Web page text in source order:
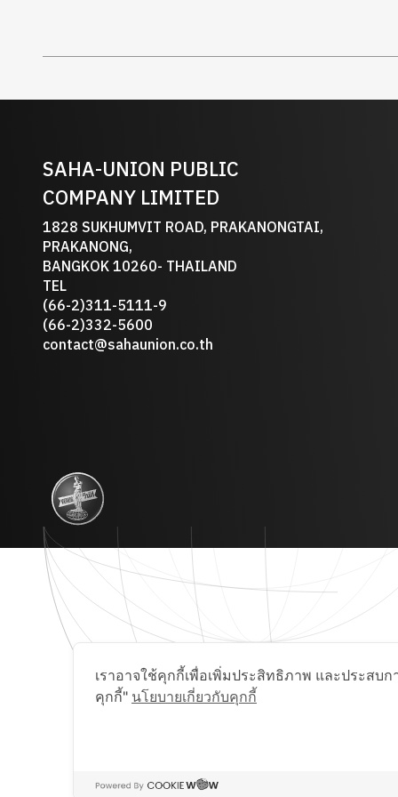
SAHA-UNION PUBLIC
COMPANY LIMITED
1828 SUKHUMVIT ROAD, PRAKANONGTAI,
PRAKANONG,
BANGKOK 10260- THAILAND
TEL
(66-2)311-5111-9
(66-2)332-5600
contact@sahaunion.co.th
เราอาจใช้คุกกี้เพื่อเพิ่มประสิทธิภาพ และประส
คุกกี้" นโยบายเกี่ยวกับคุกกี้